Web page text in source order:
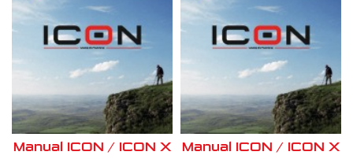
Manual ICON / ICON X
Manual ICON / ICON X